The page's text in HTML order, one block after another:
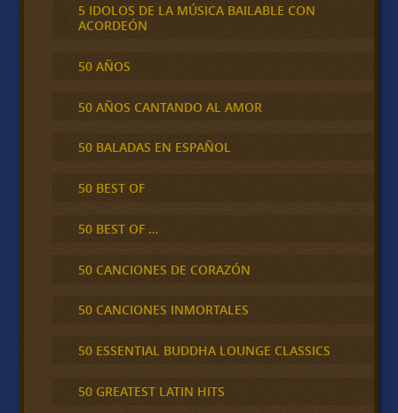
5 IDOLOS DE LA MÚSICA BAILABLE CON
ACORDEÓN
50 AÑOS
50 AÑOS CANTANDO AL AMOR
50 BALADAS EN ESPAÑOL
50 BEST OF
50 BEST OF …
50 CANCIONES DE CORAZÓN
50 CANCIONES INMORTALES
50 ESSENTIAL BUDDHA LOUNGE CLASSICS
50 GREATEST LATIN HITS